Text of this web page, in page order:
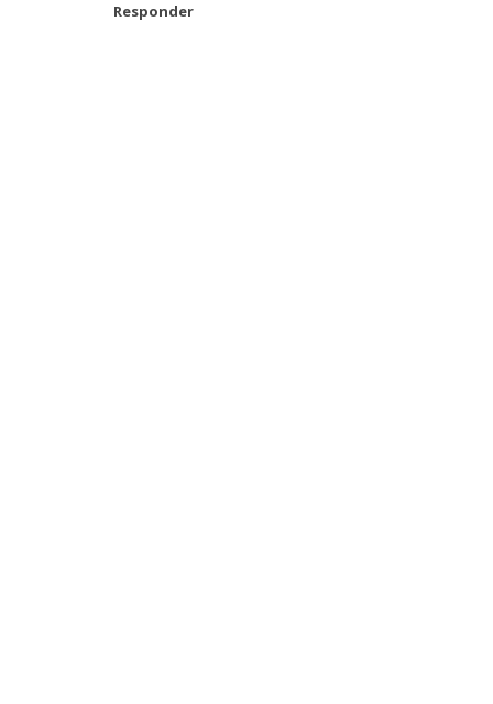
Responder